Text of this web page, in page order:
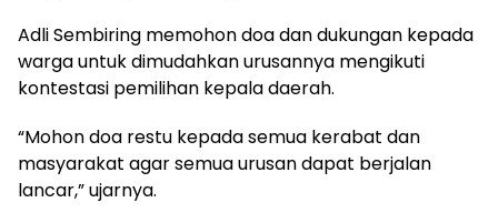
Adli Sembiring memohon doa dan dukungan kepada
warga untuk dimudahkan urusannya mengikuti
kontestasi pemilihan kepala daerah.
“Mohon doa restu kepada semua kerabat dan
masyarakat agar semua urusan dapat berjalan
lancar,” ujarnya.